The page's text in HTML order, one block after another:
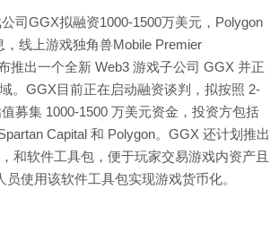
司GGX拟融资1000-1500万美元，Polygon
，线上游戏独角兽Mobile Premier
推出一个全新 Web3 游戏子公司 GGX 并正
。GGX目前正在启动融资谈判，拟按照 2-
募集 1000-1500 万美元资金，投资方包括
Capital 和 Polygon。GGX 还计划推出
和软件工具包，便于玩家交易游戏内资产且
员使用该软件工具包实现游戏货币化。